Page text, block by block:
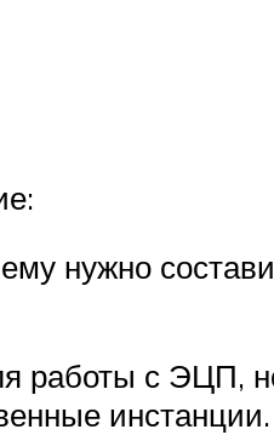
нужно
работы с ЭЦП,